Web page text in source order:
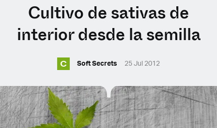
ELIGE TU
UBICACIÓN
English (United Kingdom)
English (United States)
Cultivo de sativas de
interior desde la semilla
C Soft Secrets 25 Jul 2012